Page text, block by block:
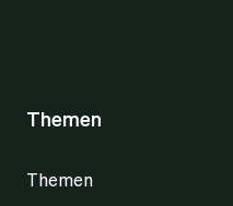
Themen
Themen